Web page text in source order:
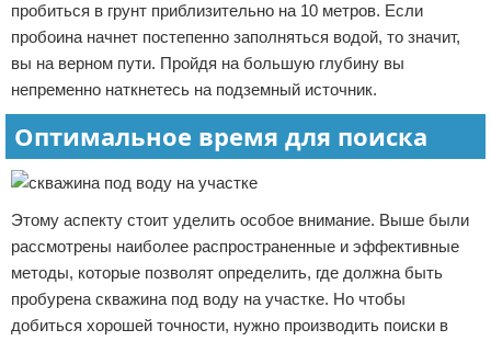
пробиться в грунт приблизительно на 10 метров. Если
пробоина начнет постепенно заполняться водой, то значит,
вы на верном пути. Пройдя на большую глубину вы
непременно наткнетесь на подземный источник.
Оптимальное время для поиска
Этому аспекту стоит уделить особое внимание. Выше были
рассмотрены наиболее распространенные и эффективные
методы, которые позволят определить, где должна быть
пробурена скважина под воду на участке. Но чтобы
добиться хорошей точности, нужно производить поиски в